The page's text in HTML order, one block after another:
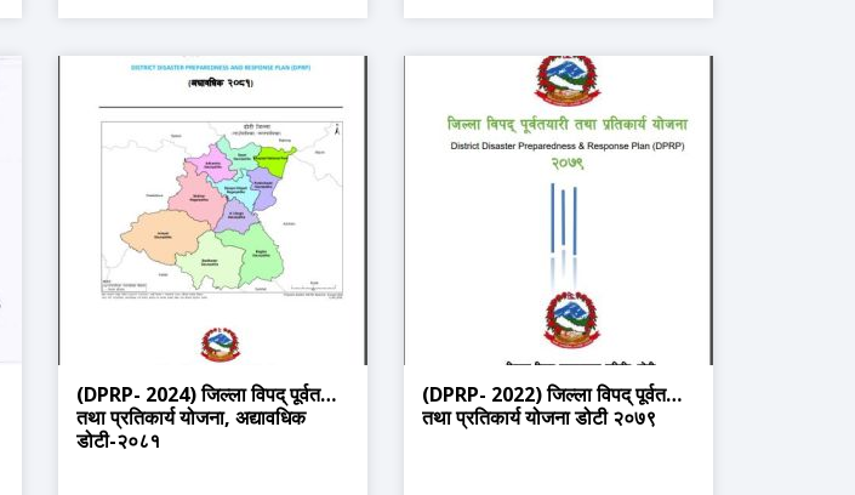
(DPRP- 2024) जिल्ला विपद् पूर्वतयारी
तथा प्रतिकार्य योजना, अद्यावधिक
डोटी-२०८१
(DPRP- 2022) जिल्ला विपद् पूर्वतयारी
तथा प्रतिकार्य योजना डोटी २०७९